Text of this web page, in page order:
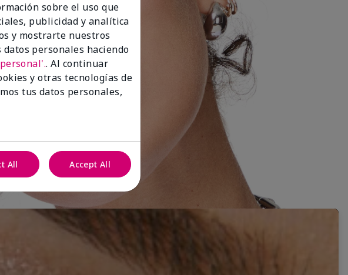
sobre el uso que
publicidad y analítica
y mostrarte nuestros
personales haciendo
. Al continuar
y otras tecnologías de
tus datos personales,
All Accept All